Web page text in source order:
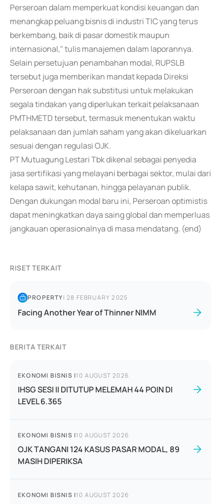
Perseroan dalam memperkuat kondisi keuangan dan
menangkap peluang bisnis di industri TIC yang terus
berkembang, baik di pasar domestik maupun
internasional," tulis manajemen dalam laporannya.
Selain persetujuan penambahan modal, RUPSLB
tersebut juga memberikan mandat kepada Direksi
Perseroan dengan hak substitusi untuk melakukan
segala tindakan yang diperlukan terkait pelaksanaan
PMTHMETD tersebut, termasuk menentukan waktu
pelaksanaan dan jumlah saham yang akan dikeluarkan
sesuai dengan regulasi OJK.
PT Mutuagung Lestari Tbk dikenal sebagai penyedia
jasa sertifikasi yang melayani berbagai sektor, mulai dari
kelapa sawit, kehutanan, hingga pelayanan publik.
Dengan dukungan modal baru ini, Perseroan optimistis
dapat meningkatkan daya saing global dan memperluas
jangkauan operasionalnya di masa mendatang. (end)
RISET TERKAIT
PROPERTY|28 FEBRUARY 2025
Facing Another Year of Thinner NIMM
BERITA TERKAIT
EKONOMI BISNIS |10 AUGUST 2026
IHSG SESI II DITUTUP MELEMAH 44 POIN DI
LEVEL 6.365
EKONOMI BISNIS |10 AUGUST 2026
OJK TANGANI 124 KASUS PASAR MODAL, 89
MASIH DIPERIKSA
EKONOMI BISNIS |10 AUGUST 2026